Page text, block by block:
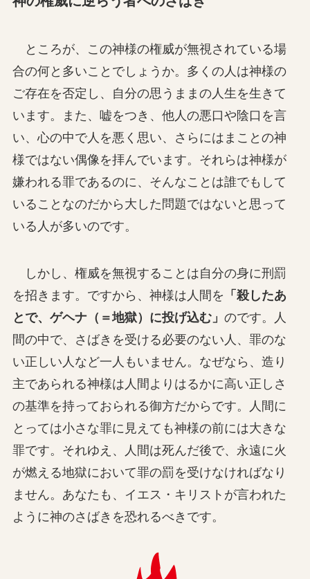
ところが、この神様の権威が無視されている場
合の何と多いことでしょうか。多くの人は神様の
ご存在を否定し、自分の思うままの人生を生きて
います。また、嘘をつき、他人の悪口や陰口を言
い、心の中で人を悪く思い、さらにはまことの神
様ではない偶像を拝んでいます。それらは神様が
嫌われる罪であるのに、そんなことは誰でもして
いることなのだから大した問題ではないと思って
いる人が多いのです。
しかし、権威を無視することは自分の身に刑罰
を招きます。ですから、神様は人間を 「殺したあ
とで、ゲヘナ（＝地獄）に投げ込む」 のです。人
間の中で、さばきを受ける必要のない人、罪のな
い正しい人など一人もいません。なぜなら、造り
主であられる神様は人間よりはるかに高い正しさ
の基準を持っておられる御方だからです。人間に
とっては小さな罪に見えても神様の前には大きな
罪です。それゆえ、人間は死んだ後で、永遠に火
が燃える地獄において罪の罰を受けなければなり
ません。あなたも、イエス・キリストが言われた
ように神のさばきを恐れるべきです。